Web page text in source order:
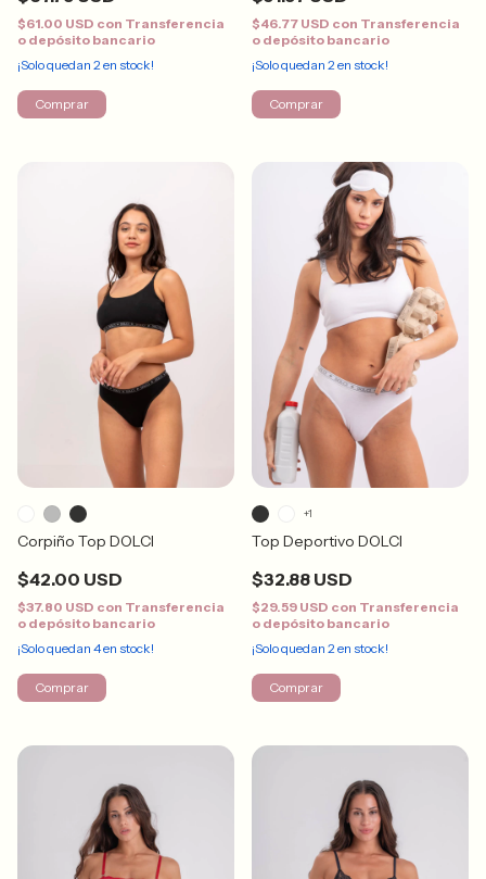
$61.00 USD con Transferencia
o depósito bancario
¡Solo quedan 2en stock!
Comprar
$46.77 USD con Transferencia
o depósito bancario
¡Solo quedan 2en stock!
Comprar
Corpiño Top DOLCI
$42.00 USD
$37.80 USD con Transferencia
o depósito bancario
¡Solo quedan 4en stock!
Comprar
Top Deportivo DOLCI
$32.88 USD
$29.59 USD con Transferencia
o depósito bancario
¡Solo quedan 2en stock!
+1
Comprar